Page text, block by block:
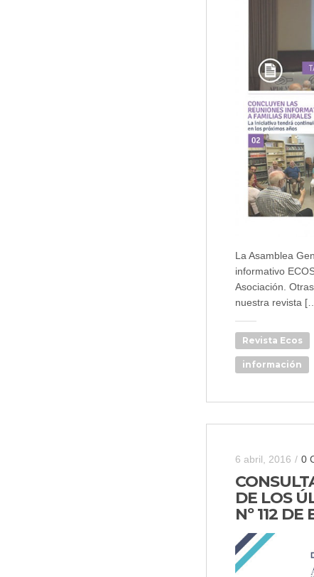
La Asamblea
informativo
Asociación.
nuestra revista
Revista Ecos
información
6 abril, 2016 / 0
DE LOS
Nº 112 DE